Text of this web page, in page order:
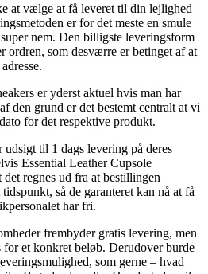
at vælge at få leveret til din lejlighed
er for det meste en smule
nem. Den billigste leveringsform
ordren, som desværre er betinget af at
er yderst aktuel hvis man har
den grund er det bestemt centralt at vi
for det respektive produkt.
til 1 dags levering på deres
Essential Leather Cupsole
regnes ud fra at bestillingen
så de garanteret kan nå at få
har fri.
frembyder gratis levering, men
et konkret beløb. Derudover burde
som gerne – hvad